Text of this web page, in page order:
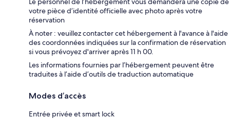
votre pièce d’identité officielle avec photo après votre
réservation
À noter : veuillez contacter cet hébergement à l'avance à l'aide
des coordonnées indiquées sur la confirmation de réservation
si vous prévoyez d'arriver après 11 h 00.
Les informations fournies par l’hébergement peuvent être
traduites à l’aide d’outils de traduction automatique
Modes d’accès
Entrée privée et smart lock